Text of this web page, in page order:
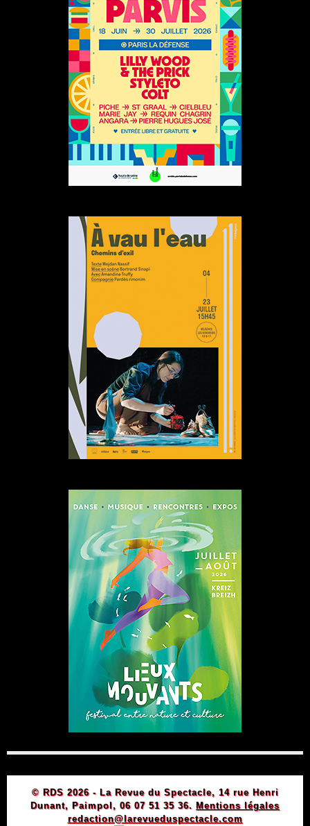
© RDS 2026 - La Revue du Spectacle, 14 rue Henri
Dunant, Paimpol, 06 07 51 35 36. Mentions légales
redaction@larevueduspectacle.com